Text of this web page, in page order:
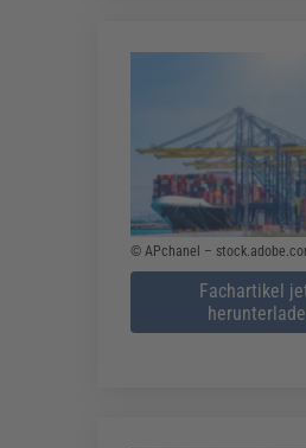
© APchanel –
Fachartikel